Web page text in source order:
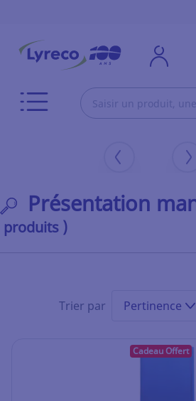
Présentation
produits )
Trier par Pertinence
Cadeau Offert